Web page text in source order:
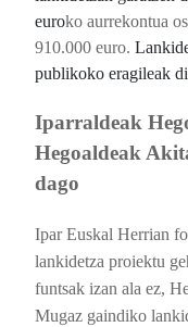
euroko aurrekontua
910.000 euro.
publikoko eragileak
Iparraldeak
Hegoaldeak
dago
Ipar Euskal Herrian
lankidetza proiektu
funtsak izan ala ez,
Mugaz gaindiko